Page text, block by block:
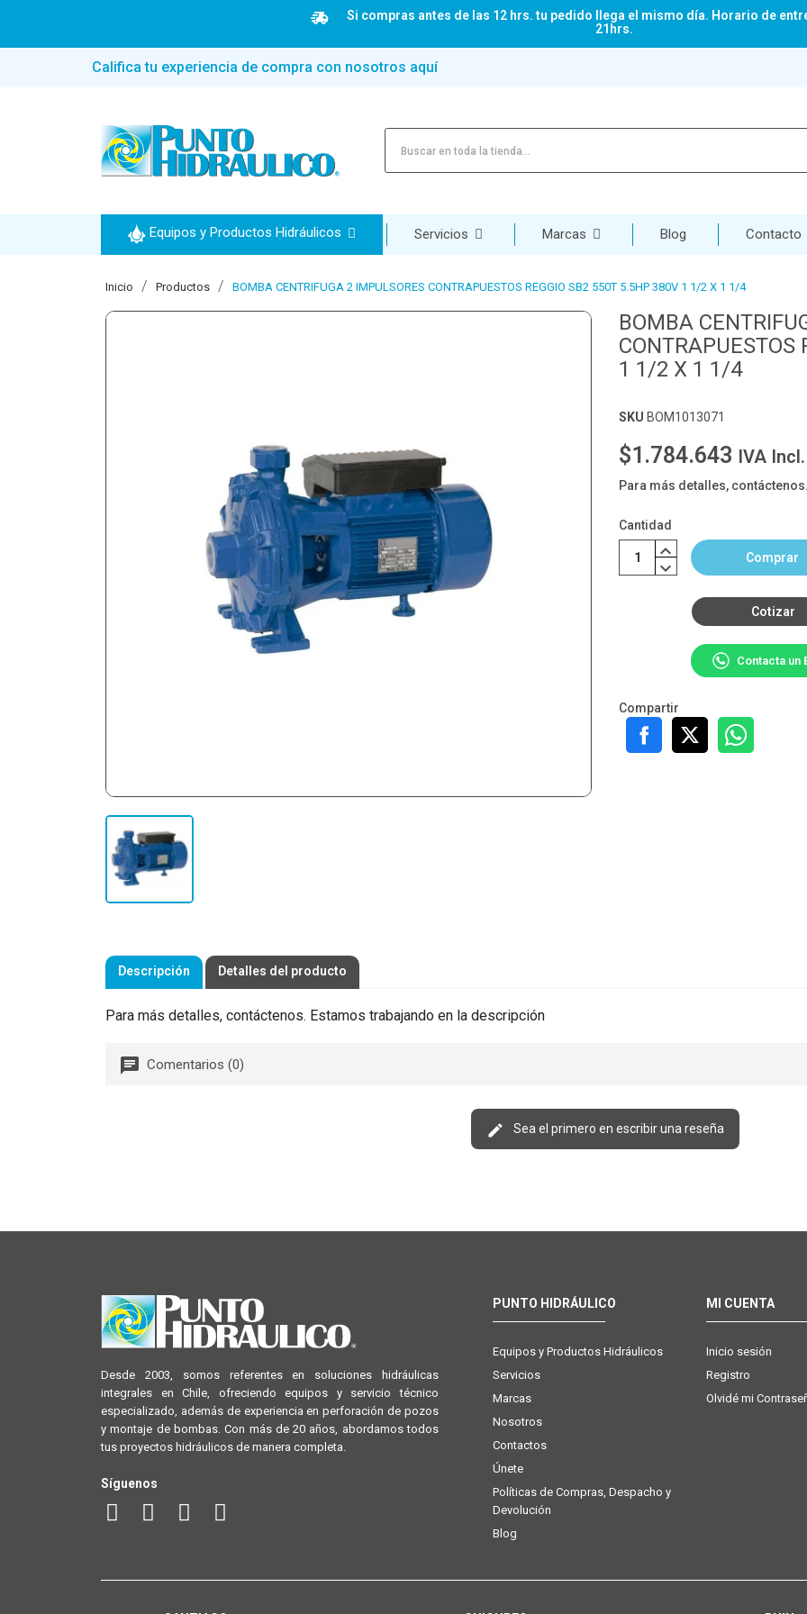
Si compras antes de las 12 hrs. tu pedido llega el mismo día. Horario de
21hrs.
Califica tu experiencia de compra con nosotros aquí
Equipos y Productos Hidráulicos Servicios Marcas Blog Contacto
Inicio Productos BOMBA CENTRIFUGA 2 IMPULSORES CONTRAPUESTOS REGGIO SB2 550T 5.5HP 380V 1 1/2 X 1 1/4
BOMBA
CONTRAPUESTOS
1 1/2 X 1 1/4
SKU BOM1013071
$1.784.643 IVA Incl.
Para más detalles,
Cantidad
Comprar
Cotizar
Contacta un
Compartir
Descripción Detalles del producto
Para más detalles, contáctenos. Estamos trabajando en la descripción
Comentarios (0)
Sea el primero en escribir una reseña
Desde 2003, somos referentes en soluciones hidráulicas
integrales en Chile, ofreciendo equipos y servicio técnico
especializado, además de experiencia en perforación de pozos
y montaje de bombas. Con más de 20 años, abordamos todos
tus proyectos hidráulicos de manera completa.
Síguenos
PUNTO HIDRÁULICO
Equipos y Productos Hidráulicos
Servicios
Marcas
Nosotros
Contactos
Únete
Políticas de Compras, Despacho y
Devolución
Blog
MI CUENTA
Inicio sesión
Registro
Olvidé mi